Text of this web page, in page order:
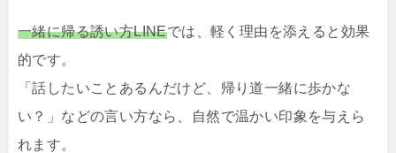
一緒に帰る誘い方LINEでは、軽く理由を添えると効果
的です。
「話したいことあるんだけど、帰り道一緒に歩かな
い？」などの言い方なら、自然で温かい印象を与えら
れます。